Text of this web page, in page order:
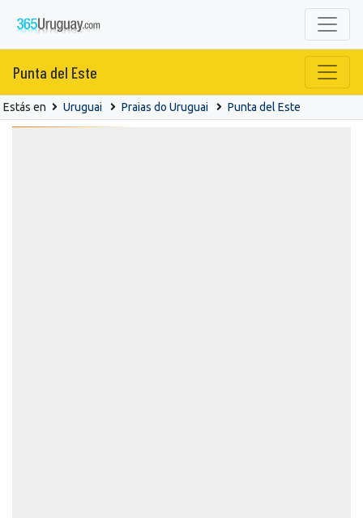
Punta del Este
Estás en Uruguai Praias do Uruguai Punta del Este